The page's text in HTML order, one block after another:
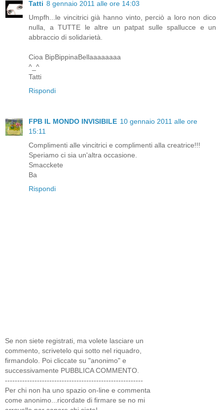
Tatti 8 gennaio 2011 alle ore 14:03
Umpfh...le vincitrici già hanno vinto, perciò a loro non dico
nulla, a TUTTE le altre un patpat sulle spallucce e un
abbraccio di solidarietà.
Cioa BipBippinaBellaaaaaaaa
^_^
Tatti
Rispondi
FPB IL MONDO INVISIBILE 10 gennaio 2011 alle ore
15:11
Complimenti alle vincitrici e complimenti alla creatrice!!!
Speriamo ci sia un'altra occasione.
Smacckete
Ba
Rispondi
Se non siete registrati, ma volete lasciare un
commento, scrivetelo qui sotto nel riquadro,
firmandolo. Poi cliccate su "anonimo" e
successivamente PUBBLICA COMMENTO.
--------------------------------------------------------
Per chi non ha uno spazio on-line e commenta
come anonimo...ricordate di firmare se no mi